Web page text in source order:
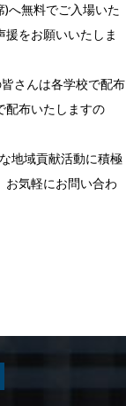
へ無料でご入場いた
をお願いいたしま
さんは各学校で配布
配布いたしますの
地域貢献活動に積極
お気軽にお問い合わ